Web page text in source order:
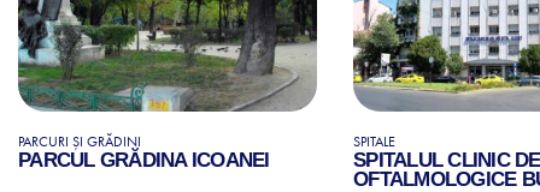
PARCURI ȘI GRĂDINI
PARCUL GRĂDINA ICOANEI
SPITALE
SPITALUL CLINIC
OFTALMOLOGICE